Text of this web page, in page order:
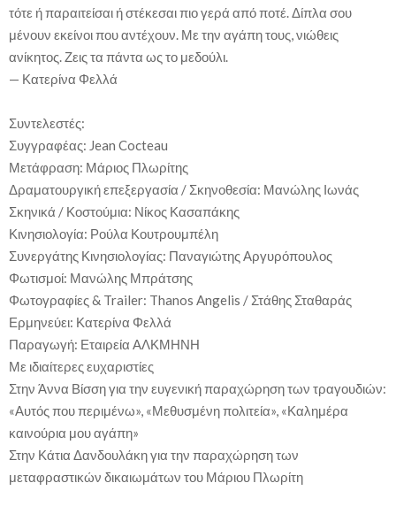
τότε ή παραιτείσαι ή στέκεσαι πιο γερά από ποτέ. Δίπλα σου
μένουν εκείνοι που αντέχουν. Με την αγάπη τους, νιώθεις
ανίκητος. Ζεις τα πάντα ως το μεδούλι.
— Κατερίνα Φελλά
Συντελεστές:
Συγγραφέας: Jean Cocteau
Μετάφραση: Μάριος Πλωρίτης
Δραματουργική επεξεργασία / Σκηνοθεσία: Μανώλης Ιωνάς
Σκηνικά / Κοστούμια: Νίκος Κασαπάκης
Κινησιολογία: Ρούλα Κουτρουμπέλη
Συνεργάτης Κινησιολογίας: Παναγιώτης Αργυρόπουλος
Φωτισμοί: Μανώλης Μπράτσης
Φωτογραφίες & Trailer: Thanos Angelis / Στάθης Σταθαράς
Ερμηνεύει: Κατερίνα Φελλά
Παραγωγή: Εταιρεία ΑΛΚΜΗΝΗ
Με ιδιαίτερες ευχαριστίες
Στην Άννα Βίσση για την ευγενική παραχώρηση των τραγουδιών:
«Αυτός που περιμένω», «Μεθυσμένη πολιτεία», «Καλημέρα
καινούρια μου αγάπη»
Στην Κάτια Δανδουλάκη για την παραχώρηση των
μεταφραστικών δικαιωμάτων του Μάριου Πλωρίτη